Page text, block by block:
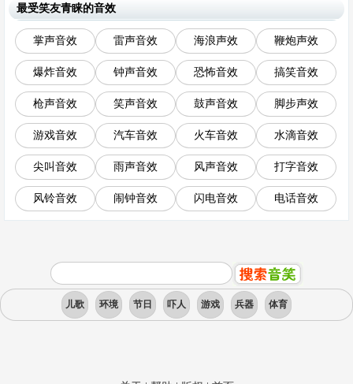
最受笑友青睐的音效
掌声音效 雷声音效 海浪声效 鞭炮声效
爆炸音效 钟声音效 恐怖音效 搞笑音效
枪声音效 笑声音效 鼓声音效 脚步声效
游戏音效 汽车音效 火车音效 水滴音效
尖叫音效 雨声音效 风声音效 打字音效
风铃音效 闹钟音效 闪电音效 电话音效
儿歌 环境 节日 吓人 游戏 兵器 体育